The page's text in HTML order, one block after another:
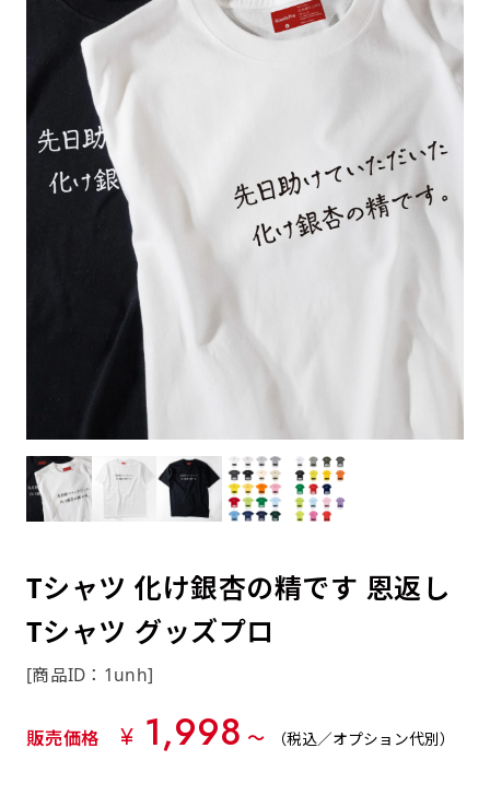
Tシャツ 化け銀杏の精です 恩返し
Tシャツ グッズプロ
[商品ID：1unh]
販売価格 ¥ 1,998 〜 （税込／オプション代別）
カートに入れる
お客様自身でオリジナルのサイズで製作する
場合につきましてはご希望の仕上がりサイズ
に対して四辺（すべての辺をプラス10ｍｍ）
したサイズで製作ください。（重要な情報な
どについては仕上がりサイズから四辺内側に
20ｍｍ程度内側の範囲内でデザイン校正して
ください）
当社の既製デザインを利用してのぼり旗を
製作したい場合
のぼり旗の改造プランとなりますので改造の
程度によってデザイン加工費用が発生いたし
詳細はお問い合わせください。
リピート
つくった、◯◯のぼり」の様に曖昧でも構い
ません。
リピート（要画像確認）［ +298円 ］
弊社よりJPG画像をお送りします。ご確認のお
名入れについて
当社の既製のぼり旗に対してお客様の任意の
テキストや企業情報・お店情報などを埋め込
むことができます。ご購入時にご希望の店舗
名などをご記載ください。専任のデザイナー
がバッチリデザインします。書体などのご指
定がなければ、のぼりのイメージに最適のフ
ォントを使用します。基本的にのぼりの下部
にショップ名、社名、電話番号が入ります。
データをお送りいただけましたらロゴの印刷
も出来ます。
お客様が納得するまで何度でもデザインの修
正をしますので、初めての方でもお気軽にご
相談ください。
する場合があります。
セル不可となります。
風向きを考えながらチチの向きを決めてから
デザインをするとどの方向でデザインをする
と良いかひらめくかもしれません。デザイン
の方向性につきましてはお客様の好みもあり
ますので、見られる方（お客様）ができる限
り反転したデザインをみるよりも正像でみら
れるデザインを提供したいかと思いますので
その辺を参考にするとよいかもしれません。
よく見かける一般的なのぼり旗のサイズです。
ほとんどのポールや注水台に使用できます。
幅は標準サイズですが高さが30cm 低いです。
近距離の歩行者や、特に女性の目線を意識したい
よく見かける一般的なのぼり旗のサイズです。
ほとんどのポールや注水台に使用できます。
幅は標準サイズですが高さが30cm 低いです。
近距離の歩行者や、特に女性の目線を意識したい
むため、耐久性があがり、デザインがより目
立ちます。
カーブ形状の特殊なのぼり旗にも適合する加
工方法となります。
ハトメ加工
ハトメ（鳩目）とは、革や布などに開けた穴
を補強するために取り付けるリングです。壁
側にロープなどで固定して、突風で倒れること
も風向きによってずっと裏向きになってしまう
いこともありません。
上下チチ
むため、耐久性があがり、デザインがより目
立ちます。
カーブ形状の特殊なのぼり旗にも適合する加
工方法となります。
ハトメ加工
ハトメ（鳩目）とは、革や布などに開けた穴
を補強するために取り付けるリングです。壁
側にロープなどで固定して、突風で倒れること
も風向きによってずっと裏向きになってしまう
いこともありません。
上チチ 上下チチ 左右チチ
上左右チチ
（上と左右）
棒袋縫いの場合、補強が無償で付いてきます。
チチのついてない長辺・
短辺を補強縫製します
三辺補強
［ +48円 ］
チチのついてない長辺・
四辺補強
［ +58円 ］
ます。
のぼり旗製作で一番良く使用される生地で
す。生地の厚みが薄く、裏側にインクが浸透
しやすい生地です。
トロピカル（納期+1営業日）
［ +299円 ］
ワンランク厚手のトロピカル（生地の厚みが
ポンジをやや厚くした生地です。ポンジと比
べると約2倍の厚みがあります。タペストリー
［ +66円 ］
［ +99円 ］
4本（5分割）
【注意点】
スリット（切り込み）は均等割りを意識して
カットラインを入れます。
デザインや絵柄をスリット加工時にカットす
る場合があります。